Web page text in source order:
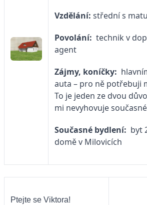
Vzdělání: střední s
Povolání: technik v
agent
Zájmy, koníčky:
auta – pro ně potřebuji
To je jeden ze dvou
mi nevyhovuje
Současné bydlení: byt
domě v Milovicích
Ptejte se Viktora!